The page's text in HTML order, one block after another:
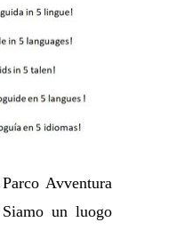
Avventura
un luogo